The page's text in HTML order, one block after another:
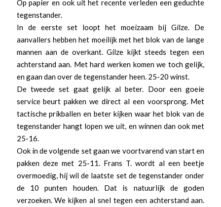
Op papier en ook uit het recente verleden een geduchte
tegenstander.
In de eerste set loopt het moeizaam bij Gilze. De
aanvallers hebben het moeilijk met het blok van de lange
mannen aan de overkant. Gilze kijkt steeds tegen een
achterstand aan. Met hard werken komen we toch gelijk,
en gaan dan over de tegenstander heen. 25-20 winst.
De tweede set gaat gelijk al beter. Door een goeie
service beurt pakken we direct al een voorsprong. Met
tactische prikballen en beter kijken waar het blok van de
tegenstander hangt lopen we uit, en winnen dan ook met
25-16.
Ook in de volgende set gaan we voortvarend van start en
pakken deze met 25-11. Frans T. wordt al een beetje
overmoedig, hij wil de laatste set de tegenstander onder
de 10 punten houden. Dat is natuurlijk de goden
verzoeken. We kijken al snel tegen een achterstand aan.